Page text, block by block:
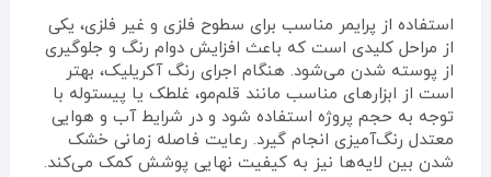
استفاده از پرایمر مناسب برای سطوح فلزی و غیر فلزی، یکی
از مراحل کلیدی است که باعث افزایش دوام رنگ و جلوگیری
از پوسته شدن می‌شود. هنگام اجرای رنگ آکریلیک، بهتر
است از ابزارهای مناسب مانند قلم‌مو، غلطک یا پیستوله با
توجه به حجم پروژه استفاده شود و در شرایط آب و هوایی
معتدل رنگ‌آمیزی انجام گیرد. رعایت فاصله زمانی خشک
شدن بین لایه‌ها نیز به کیفیت نهایی پوشش کمک می‌کند.